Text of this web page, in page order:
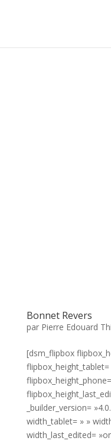
Bonnet Revers
par Pierre Edouard
[dsm_flipbox
flipbox_height_tablet=
_builder_version=
width_tablet= » »
width_last_edited=